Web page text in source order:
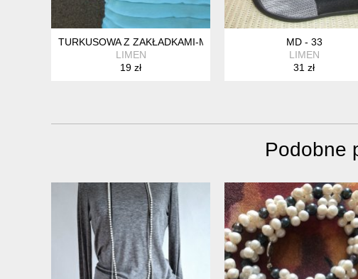
TURKUSOWA Z ZAKŁADKAMI-M(40/42)
LIMEN
19 zł
MD - 33
LIMEN
31 zł
Podobne